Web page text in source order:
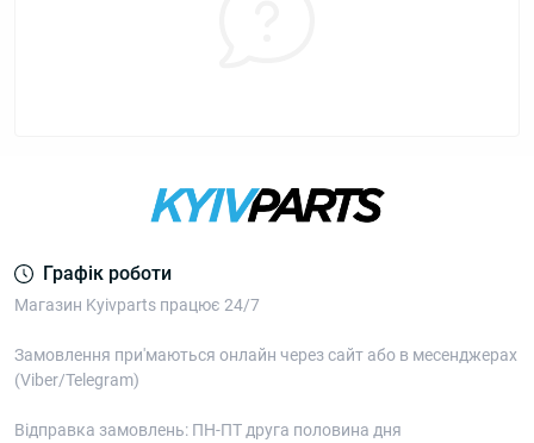
Графік роботи
Магазин Kyivparts працює 24/7
Замовлення при'маються онлайн через сайт або в месенджерах
(Viber/Telegram)
Відправка замовлень: ПН-ПТ друга половина дня